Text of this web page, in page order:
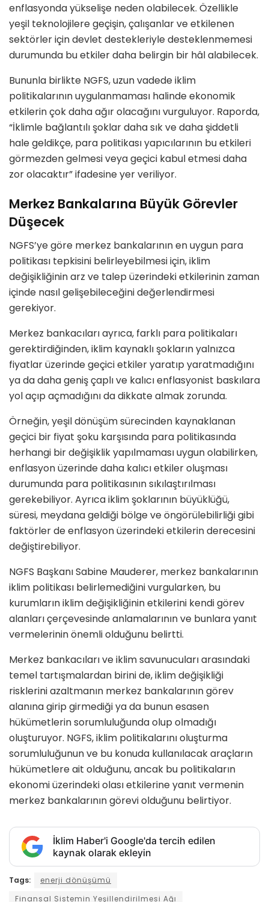
enflasyonda yükselişe neden olabilecek. Özellikle
yeşil teknolojilere geçişin, çalışanlar ve etkilenen
sektörler için devlet destekleriyle desteklenmemesi
durumunda bu etkiler daha belirgin bir hâl alabilecek.
Bununla birlikte NGFS, uzun vadede iklim
politikalarının uygulanmaması halinde ekonomik
etkilerin çok daha ağır olacağını vurguluyor. Raporda,
“İklimle bağlantılı şoklar daha sık ve daha şiddetli
hale geldikçe, para politikası yapıcılarının bu etkileri
görmezden gelmesi veya geçici kabul etmesi daha
zor olacaktır” ifadesine yer veriliyor.
Merkez Bankalarına Büyük Görevler
Düşecek
NGFS’ye göre merkez bankalarının en uygun para
politikası tepkisini belirleyebilmesi için, iklim
değişikliğinin arz ve talep üzerindeki etkilerinin zaman
içinde nasıl gelişebileceğini değerlendirmesi
gerekiyor.
Merkez bankacıları ayrıca, farklı para politikaları
gerektirdiğinden, iklim kaynaklı şokların yalnızca
fiyatlar üzerinde geçici etkiler yaratıp yaratmadığını
ya da daha geniş çaplı ve kalıcı enflasyonist baskılara
yol açıp açmadığını da dikkate almak zorunda.
Örneğin, yeşil dönüşüm sürecinden kaynaklanan
geçici bir fiyat şoku karşısında para politikasında
herhangi bir değişiklik yapılmaması uygun olabilirken,
enflasyon üzerinde daha kalıcı etkiler oluşması
durumunda para politikasının sıkılaştırılması
gerekebiliyor. Ayrıca iklim şoklarının büyüklüğü,
süresi, meydana geldiği bölge ve öngörülebilirliği gibi
faktörler de enflasyon üzerindeki etkilerin derecesini
değiştirebiliyor.
NGFS Başkanı Sabine Mauderer, merkez bankalarının
iklim politikası belirlemediğini vurgularken, bu
kurumların iklim değişikliğinin etkilerini kendi görev
alanları çerçevesinde anlamalarının ve bunlara yanıt
vermelerinin önemli olduğunu belirtti.
Merkez bankacıları ve iklim savunucuları arasındaki
temel tartışmalardan birini de, iklim değişikliği
risklerini azaltmanın merkez bankalarının görev
alanına girip girmediği ya da bunun esasen
hükümetlerin sorumluluğunda olup olmadığı
oluşturuyor. NGFS, iklim politikalarını oluşturma
sorumluluğunun ve bu konuda kullanılacak araçların
hükümetlere ait olduğunu, ancak bu politikaların
ekonomi üzerindeki olası etkilerine yanıt vermenin
merkez bankalarının görevi olduğunu belirtiyor.
İklim Haber'i Google'da tercih edilen
kaynak olarak ekleyin
Tags:
enerji dönüşümü
Finansal Sistemin Yeşillendirilmesi Ağı